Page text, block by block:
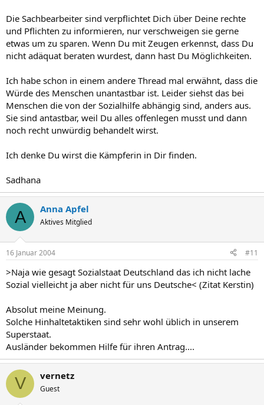
Die Sachbearbeiter sind verpflichtet Dich über Deine rechte
und Pflichten zu informieren, nur verschweigen sie gerne
etwas um zu sparen. Wenn Du mit Zeugen erkennst, dass Du
nicht adäquat beraten wurdest, dann hast Du Möglichkeiten.
Ich habe schon in einem andere Thread mal erwähnt, dass die
Würde des Menschen unantastbar ist. Leider siehst das bei
Menschen die von der Sozialhilfe abhängig sind, anders aus.
Sie sind antastbar, weil Du alles offenlegen musst und dann
noch recht unwürdig behandelt wirst.
Ich denke Du wirst die Kämpferin in Dir finden.
Sadhana
A Anna Apfel
Aktives Mitglied
16 Januar 2004 #11
>Naja wie gesagt Sozialstaat Deutschland das ich nicht lache
Sozial vielleicht ja aber nicht für uns Deutsche< (Zitat Kerstin)
Absolut meine Meinung.
Solche Hinhaltetaktiken sind sehr wohl üblich in unserem
Superstaat.
Ausländer bekommen Hilfe für ihren Antrag....
V vernetz
Guest